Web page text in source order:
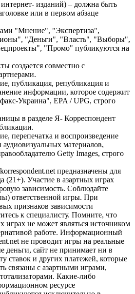
изданий) – должна быть
или в первом абзаце
"Мнение", "Экспертиза",
"Деньги", "Власть", "Выборы",
"Промо" публикуются на
создается совместно с
публикация, републикация и
информации, которое содержит
Украина", EPA / UPG, строго
в разделе Я- Корреспондент
перепечатка и воспроизведение
материалов,
Getty Images, строго
предназначены для
(21+). Участие в азартных играх
зависимость. Соблюдайте
ответственной игры. При
признаков зависимости
к специалисту. Помните, что
играх не может являться источником
работе. Информационный
не проводит игры на реальные
деньги, сайт не принимает ни в
ставок и других платежей, которые
связаны с азартными играми,
Какие-либо
ресурсе